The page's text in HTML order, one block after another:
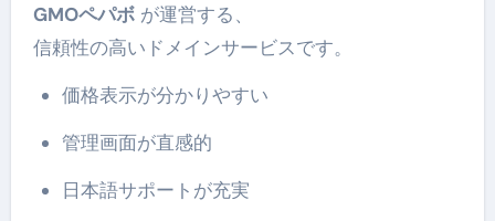
GMOペパボが運営する、
信頼性の高いドメインサービスです。
価格表示が分かりやすい
管理画面が直感的
日本語サポートが充実